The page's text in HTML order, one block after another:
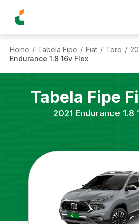
Home / Tabela Fipe / Fiat / Toro /
Endurance 1.8 16v Flex
Tabela Fipe
2021 Endurance 1.8